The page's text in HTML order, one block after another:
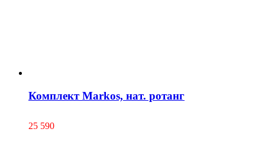
Комплект Markos, нат. ротанг
25 590